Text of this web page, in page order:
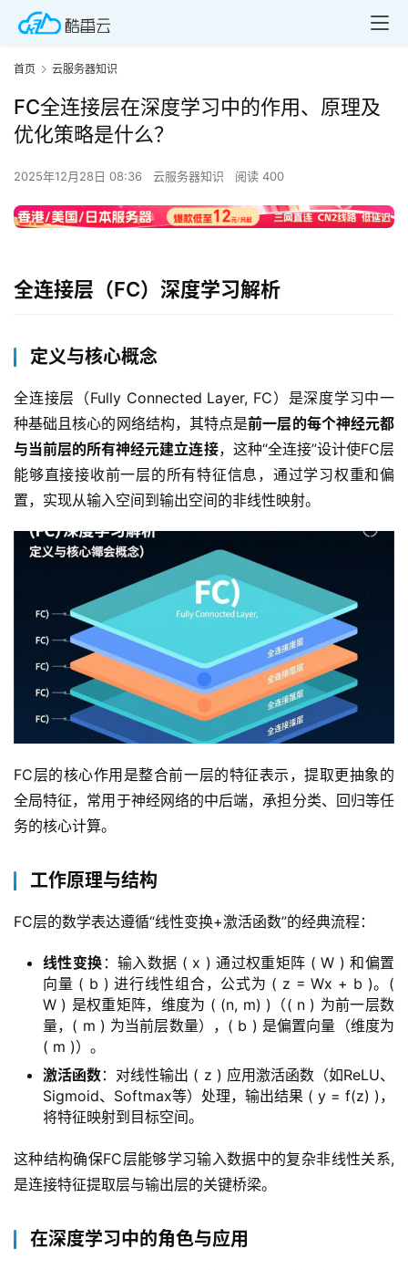
首页 云服务器知识
FC全连接层在深度学习中的作用、原理及
优化策略是什么？
2025年12月28日 08:36 云服务器知识 阅读 400
全连接层（FC）深度学习解析
定义与核心概念
全连接层（Fully Connected Layer, FC）是深度学习中一
种基础且核心的网络结构，其特点是前一层的每个神经元都
与当前层的所有神经元建立连接，这种“全连接”设计使FC层
能够直接接收前一层的所有特征信息，通过学习权重和偏
置，实现从输入空间到输出空间的非线性映射。
FC层的核心作用是整合前一层的特征表示，提取更抽象的
全局特征，常用于神经网络的中后端，承担分类、回归等任
务的核心计算。
工作原理与结构
FC层的数学表达遵循“线性变换+激活函数”的经典流程：
线性变换 ：输入数据 ( x ) 通过权重矩阵 ( W ) 和偏置
向量 ( b ) 进行线性组合，公式为 ( z = Wx + b )。(
W ) 是权重矩阵，维度为 ( (n, m) )（( n ) 为前一层数
量，( m ) 为当前层数量），( b ) 是偏置向量（维度为
( m )）。
激活函数：对线性输出 ( z ) 应用激活函数（如ReLU、
Sigmoid、Softmax等）处理，输出结果 ( y = f(z) )，
将特征映射到目标空间。
这种结构确保FC层能够学习输入数据中的复杂非线性关系,
是连接特征提取层与输出层的关键桥梁。
在深度学习中的角色与应用